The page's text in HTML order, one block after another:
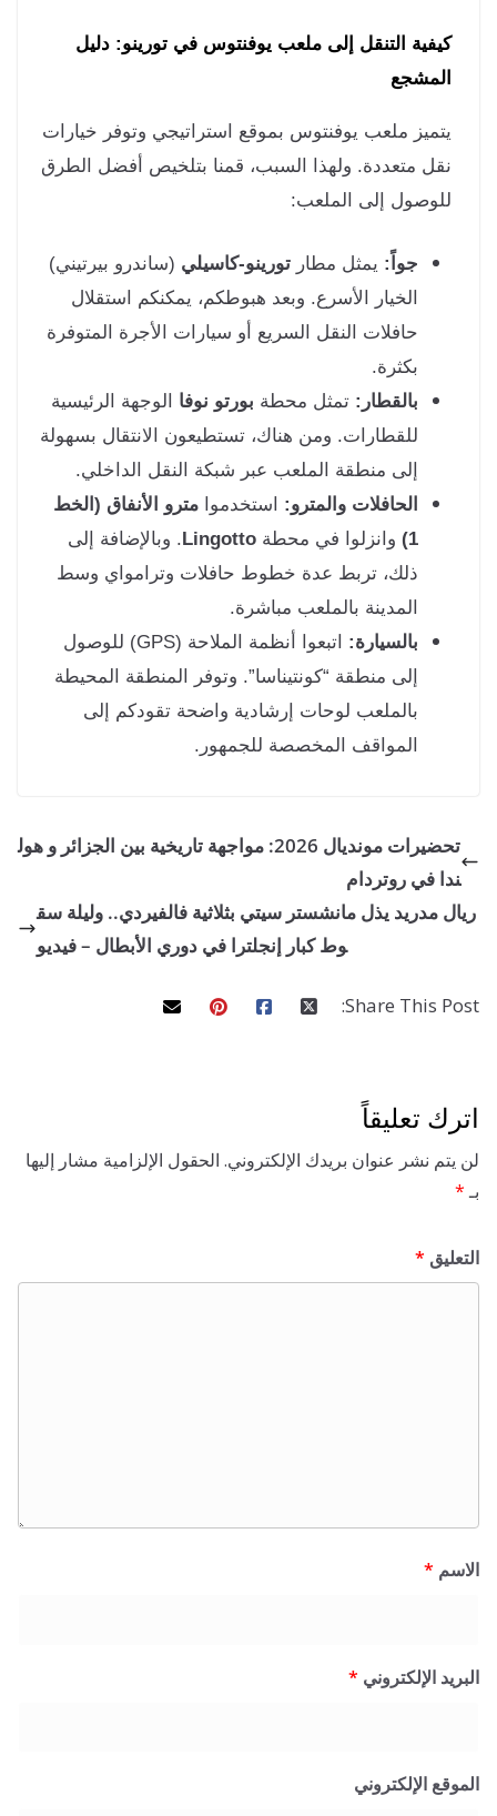
التنقل إلى ملعب يوفنتوس في تورينو: دليل
ملعب يوفنتوس بموقع استراتيجي وتوفر خيارات
متعددة. ولهذا السبب، قمنا بتلخيص أفضل الطرق
إلى الملعب:
يمثل مطار تورينو-كاسيلي(ساندرو بيرتيني)
الخيار الأسرع. وبعد هبوطكم، يمكنكم استقلال
حافلات النقل السريع أو سيارات الأجرة المتوفرة
بالقطار:تمثل محطة بورتو نوفاالوجهة الرئيسية
للقطارات. ومن هناك، تستطيعون الانتقال بسهولة
إلى منطقة الملعب عبر شبكة النقل الداخلي.
الحافلات والمترو:استخدموامترو الأنفاق (الخط
وانزلوا في محطة Lingotto. وبالإضافة إلى
ذلك، تربط عدة خطوط حافلات وترامواي وسط
المدينة بالملعب مباشرة.
بالسيارة:
اتبعوا أنظمة الملاحة (GPS) للوصول
إلى منطقة “كونتيناسا”. وتوفر المنطقة المحيطة
بالملعب لوحات إرشادية واضحة تقودكم إلى
المواقف المخصصة للجمهور.
تحضيرات مونديال 2026: مواجهة تاريخية بين الجزائر و هول
في روتردام
يذل مانشستر سيتي بثلاثية فالفيردي.. وليلة سق
وط كبار إنجلترا في دوري الأبطال – فيديو
Share This
نشر عنوان بريدك الإلكتروني.الحقول الإلزامية مشار إليها
*
الإلكتروني*
الإلكتروني